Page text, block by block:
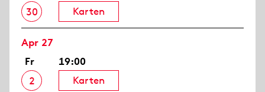
30
Karten
Apr 27
Fr
2
19:00
Karten